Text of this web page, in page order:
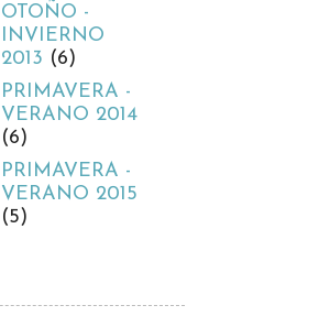
OTOÑO -
INVIERNO
2013 (6)
PRIMAVERA -
VERANO 2014
(6)
PRIMAVERA -
VERANO 2015
(5)